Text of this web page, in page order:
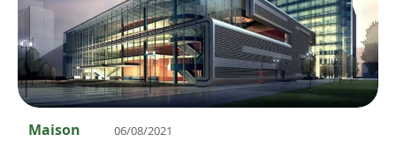
Maison 06/08/2021